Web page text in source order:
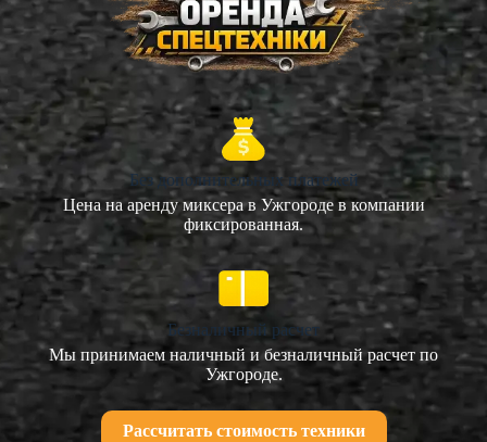
Без дополнительных платежей
Цена на аренду миксера в Ужгороде в компании
фиксированная.
Безналичный расчет
Мы принимаем наличный и безналичный расчет по
Ужгороде.
Рассчитать стоимость техники